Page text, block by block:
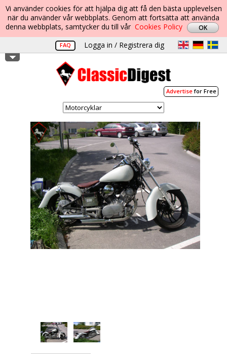
Vi använder cookies för att hjälpa dig att få den bästa upplevelsen
när du använder vår webbplats. Genom att fortsätta att använda
denna webbplats, samtycker du till vår Cookies Policy
FAQ Logga in / Registrera dig
Advertisefor Free